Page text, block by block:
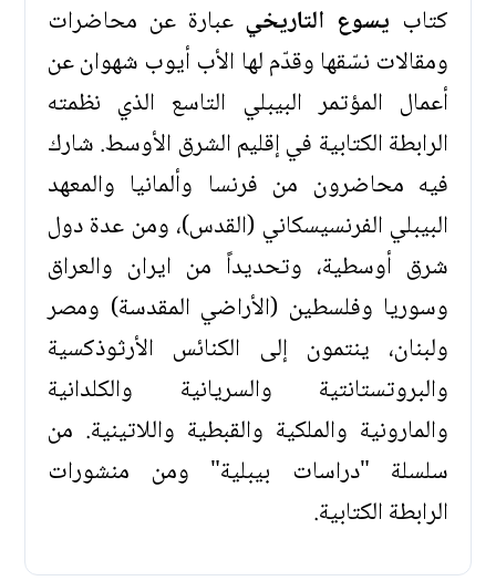
كتاب يسوع التاريخي عبارة عن محاضرات
ومقالات نسّقها وقدّم لها الأب أيوب شهوان عن
أعمال المؤتمر البيبلي التاسع الذي نظمته
الرابطة الكتابية في إقليم الشرق الأوسط. شارك
فيه محاضرون من فرنسا وألمانيا والمعهد
البيبلي الفرنسيسكاني (القدس)، ومن عدة دول
شرق أوسطية، وتحديداً من ايران والعراق
وسوريا وفلسطين (الأراضي المقدسة) ومصر
ولبنان، ينتمون إلى الكنائس الأرثوذكسية
والبروتستانتية والسريانية والكلدانية
والمارونية والملكية والقبطية واللاتينية. من
سلسلة "دراسات بيبلية" ومن منشورات
الرابطة الكتابية.